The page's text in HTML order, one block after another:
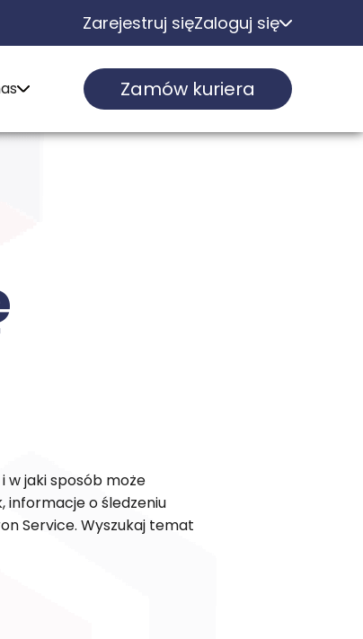
Zarejestruj sięZaloguj się
Zamów kuriera
w jaki sposób może
informacje o śledzeniu
Service. Wyszukaj temat